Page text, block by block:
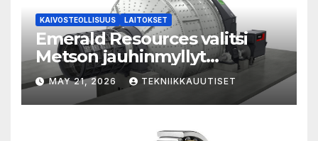
KAIVOSTEOLLISUUS LAITOKSET
Emerald Resources valitsi
Metson jauhinmyllyt
kultahankkeisiinsa
Australiassa ja Kambodžassa
MAY 21, 2026 TEKNIIKKAUUTISET